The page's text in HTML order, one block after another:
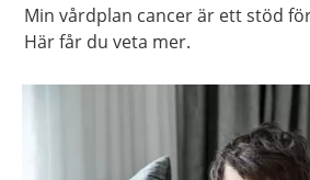
Min vårdplan cancer är ett stöd
Här får du veta mer.